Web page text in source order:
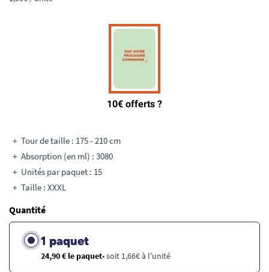
Tour de taille : 175 - 210 cm
Absorption (en ml) : 3080
Unités par paquet : 15
Taille : XXXL
Quantité
1 paquet
24,90 € le paquet• soit 1,66€ à l'unité